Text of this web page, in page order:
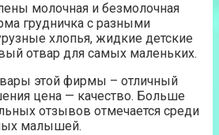
молочная и безмолочная
грудничка с разными
хлопья, жидкие детские
отвар для самых маленьких.
этой фирмы – отличный
цена — качество. Больше
отзывов отмечается среди
малышей.